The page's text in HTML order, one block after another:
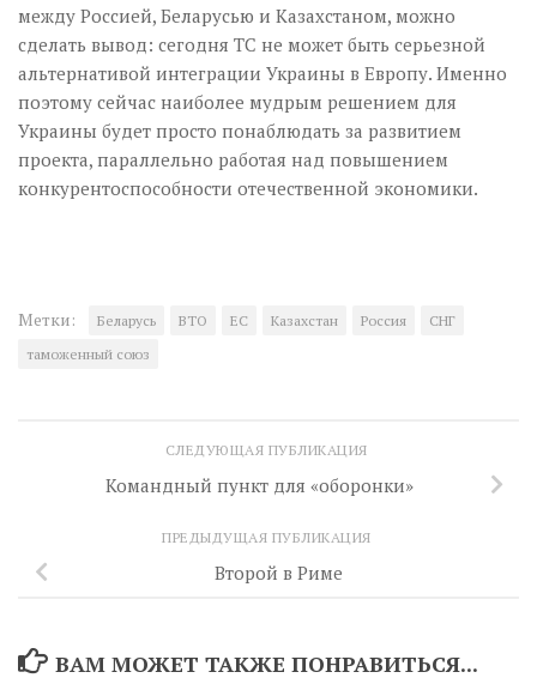
между Россией, Беларусью и Казахстаном, можно
сделать вывод: сегодня ТС не может быть серьезной
альтернативой интеграции Украины в Европу. Именно
поэтому сейчас наиболее мудрым решением для
Украины будет просто понаблюдать за развитием
проекта, параллельно работая над повышением
конкурентоспособности отечественной экономики.
Метки: Беларусь ВТО ЕС Казахстан Россия
СНГ
таможенный союз
СЛЕДУЮЩАЯ ПУБЛИКАЦИЯ
Командный пункт для «оборонки»
ПРЕДЫДУЩАЯ ПУБЛИКАЦИЯ
Второй в Риме
ВАМ МОЖЕТ ТАКЖЕ ПОНРАВИТЬСЯ...